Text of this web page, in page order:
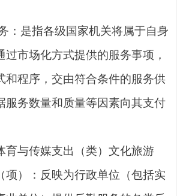
：是指各级国家机关将属于自身
过市场化方式提供的服务事项，
和程序，交由符合条件的服务供
服务数量和质量等因素向其支付
育与传媒支出（类）文化旅游
项）：反映为行政单位（包括实